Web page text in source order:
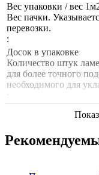
Вес упаковки / вес
Вес пачки.
перевозки.
:
Досок в упаковке
Количество штук
для более точного
необходимого для
: